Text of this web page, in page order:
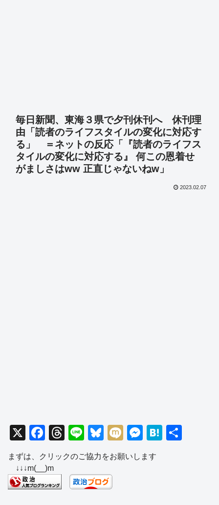
毎日新聞、東海３県で夕刊休刊へ 休刊理
由「読者のライフスタイルの変化に対応す
る」 ＝ネットの反応「『読者のライフス
タイルの変化に対応する』 何この恩着せ
がましさはww 正直じゃないねw」
2023.02.07
X
F
a
c
e
b
T
hr
e
a
d
Li
n
e
Bl
u
e
sk
y
M
ixi
M
e
ss
H
まずは、クリックのご協力をお願いします
↓↓↓m(__)m